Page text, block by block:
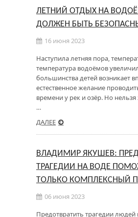
ЛЕТНИЙ ОТДЫХ НА
ДОЛЖЕН БЫТЬ
16 июня 2023
Наступила летняя пора,
температура водоёмов
большинства детей возникает
естественное желание
времени у рек и озёр. Но нельзя
…
ДАЛЕЕ
ВЛАДИМИР ЯКУШЕВ:
ТРАГЕДИИ НА ВОДЕ
ТОЛЬКО КОМПЛЕКСНЫЙ
06 июня 2023
Предотвратить трагедии